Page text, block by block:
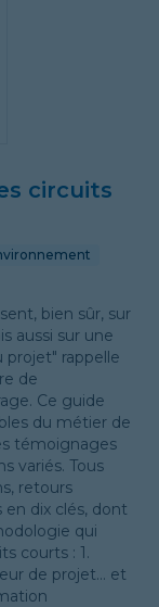
circuits
bien sûr, sur
aussi sur une
rappelle
de
Ce guide
du métier de
témoignages
variés. Tous
retours
dix clés, dont
qui
courts : 1.
de projet... et